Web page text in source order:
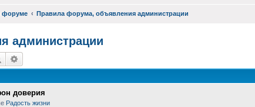
форуме Правила форума, объявления администрации
администрации
Поиск
доверия
Радость жизни